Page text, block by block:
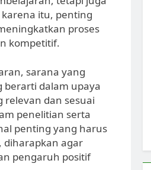
itu, penting
proses
kompetitif.
sarana yang
berarti dalam upaya
dan sesuai
penelitian serta
penting yang harus
diharapkan agar
pengaruh positif